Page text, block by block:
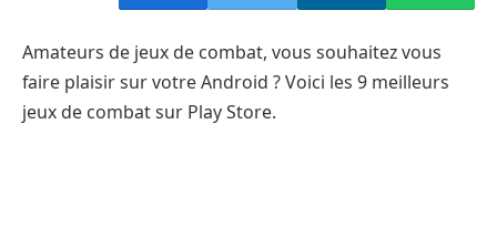
Amateurs de jeux de combat, vous souhaitez vous
faire plaisir sur votre Android ? Voici les 9 meilleurs
jeux de combat sur Play Store.